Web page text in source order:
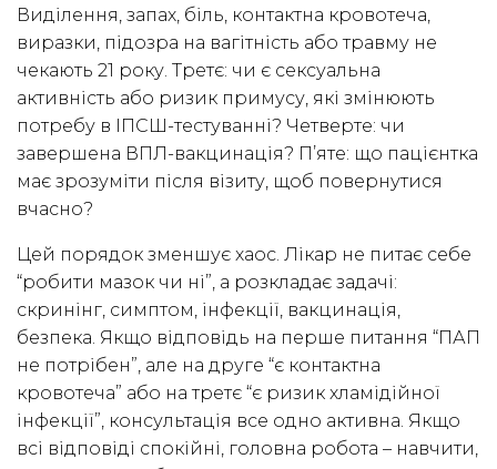
Виділення, запах, біль, контактна кровотеча,
виразки, підозра на вагітність або травму не
чекають 21 року. Третє: чи є сексуальна
активність або ризик примусу, які змінюють
потребу в ІПСШ-тестуванні? Четверте: чи
завершена ВПЛ-вакцинація? П’яте: що пацієнтка
має зрозуміти після візиту, щоб повернутися
вчасно?
Цей порядок зменшує хаос. Лікар не питає себе
“робити мазок чи ні”, а розкладає задачі:
скринінг, симптом, інфекції, вакцинація,
безпека. Якщо відповідь на перше питання “ПАП
не потрібен”, але на друге “є контактна
кровотеча” або на третє “є ризик хламідійної
інфекції”, консультація все одно активна. Якщо
всі відповіді спокійні, головна робота – навчити,